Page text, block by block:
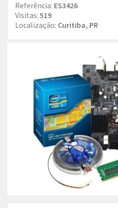
Referência: ES3426
Visitas: 519
Localização: Curitiba, PR